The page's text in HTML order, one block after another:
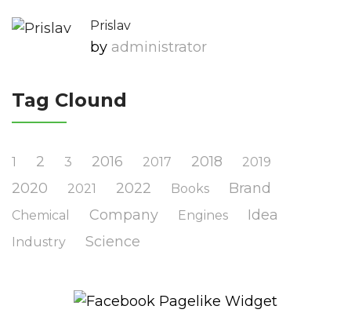
Prislav
by Administrator
Tag Clound
1 2 3 2016 2017 2018 2019
2020 2021 2022 Books Brand
Chemical Company Engines Idea
Industry Science